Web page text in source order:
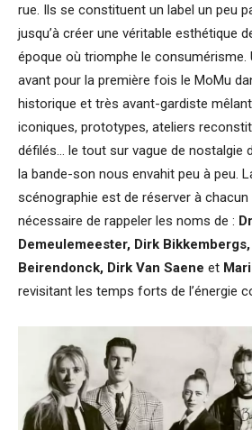
rue. Ils se constituent un label un peu
jusqu’à créer une véritable esthétique
époque où triomphe le consumérisme.
avant pour la première fois le MoMu
historique et très avant-gardiste
iconiques, prototypes, ateliers
défilés… le tout sur vague de nostalgie
la bande-son nous envahit peu à peu.
scénographie est de réserver à
nécessaire de rappeler les noms de :
Demeulemeester, Dirk
Beirendonck, Dirk Van Saene et
revisitant les temps forts de l’énergie